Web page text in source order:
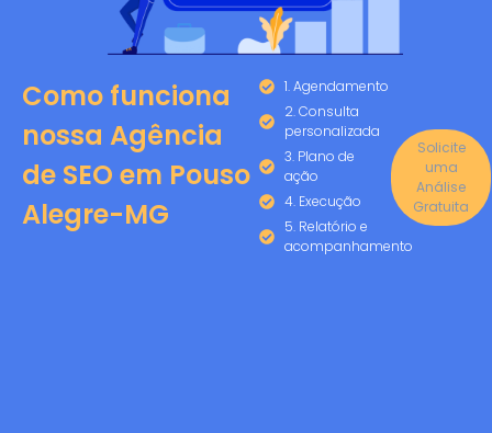
Como funciona
nossa Agência
de SEO em Pouso
Alegre-MG
1. Agendamento
2. Consulta
personalizada
3. Plano de
ação
4. Execução
5. Relatório e
acompanhamento
Solicite
uma
Análise
Gratuita